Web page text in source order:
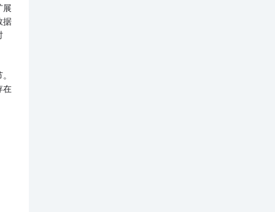
展
据
在